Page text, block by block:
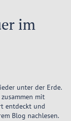
im
unter der Erde.
mit
entdeckt und
Blog nachlesen.